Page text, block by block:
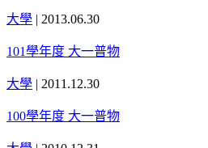
大學 | 2013.06.30
101學年度 大一普物
大學 | 2011.12.30
100學年度 大一普物